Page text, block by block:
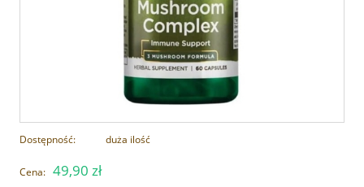
Dostępność: duża ilość
Cena: 49,90 zł